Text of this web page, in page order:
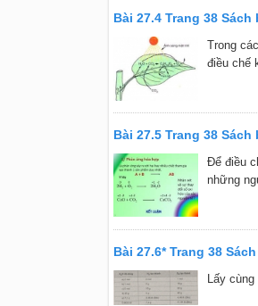
Bài 27.4 Trang 38
Trong
điều chế
Bài 27.5 Trang 38
Để điều
những
Bài 27.6* Trang 38
Lấy